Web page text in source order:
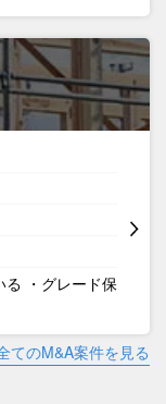
る ・グレード保
てのM&A案件を見る